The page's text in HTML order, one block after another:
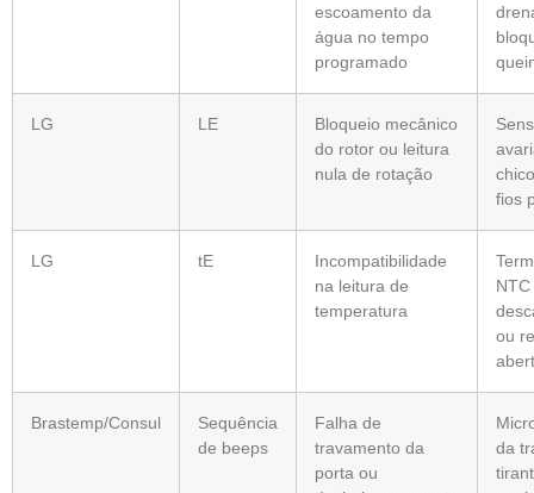
escoamento da
água no tempo
programado
LG LE
Bloqueio mecânico
do rotor ou leitura
nula de rotação
fios
LG tE
Incompatibilidade
na leitura de
temperatura
NTC
ou
Brastemp/Consul
Sequência
de beeps
Falha de
travamento da
porta ou
da